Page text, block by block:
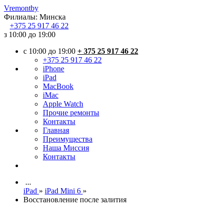
Vremontby
Филиалы: Минска
+375 25 917 46 22
з 10:00 до 19:00
c 10:00 до 19:00 + 375 25 917 46 22
+375 25 917 46 22
iPhone
iPad
MacBook
iMac
Apple Watch
Прочие ремонты
Контакты
Главная
Преимущества
Наша Миссия
Контакты
...
iPad » iPad Mini 6 »
Восстановление после залития